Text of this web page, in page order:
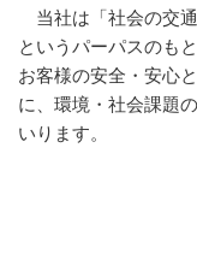
当社は「社会の交
というパーパスのも
お客様の安全・安心
に、環境・社会課題
いります。